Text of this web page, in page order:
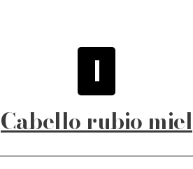
1
Cabello rubio miel